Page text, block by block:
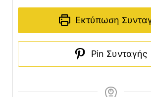
Εκτύπωση
Pin Συνταγής